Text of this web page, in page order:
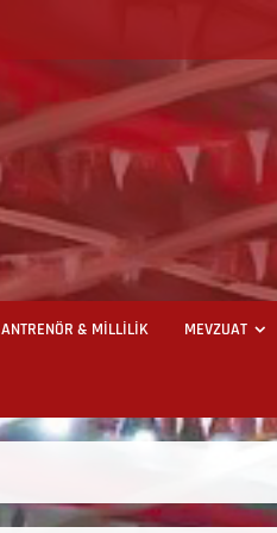
ANTRENÖR & MİLLİLİK MEVZUAT